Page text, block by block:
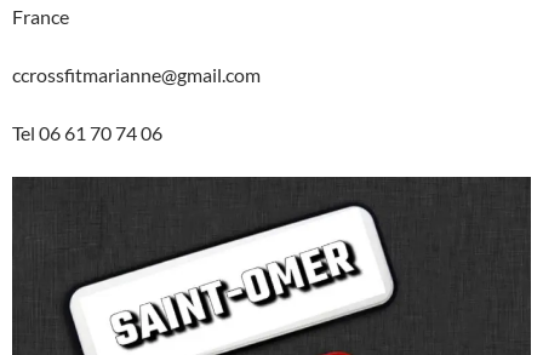
France
ccrossfitmarianne@gmail.com
Tel 06 61 70 74 06